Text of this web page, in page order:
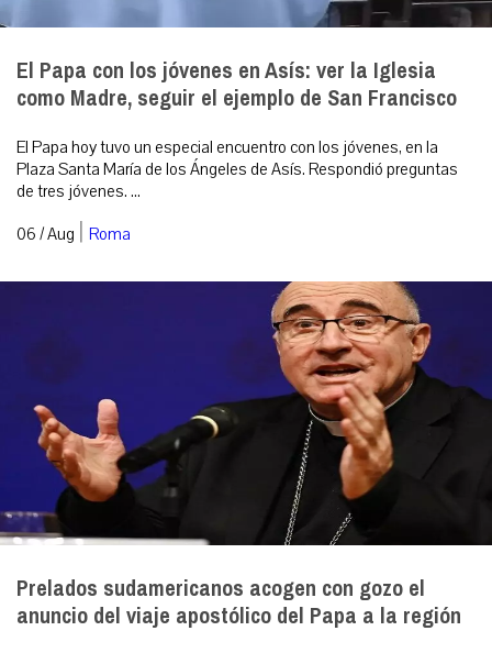
El Papa con los jóvenes en Asís: ver la Iglesia
como Madre, seguir el ejemplo de San Francisco
El Papa hoy tuvo un especial encuentro con los jóvenes, en la
Plaza Santa María de los Ángeles de Asís. Respondió preguntas
de tres jóvenes. ...
06 / Aug | Roma
Prelados sudamericanos acogen con gozo el
anuncio del viaje apostólico del Papa a la región